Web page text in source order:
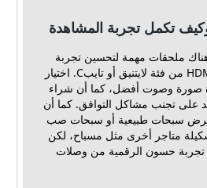
تكمل تجربة المشاهدة
ملحقات مهمة لتحسين تجربة
المشاهدة مثل وصلات HDMI من فئة لايتنيق أو تايبC. اختيار
صورة وصوت أفضل، كما أن شراء
على تجنب مشاكل التوافق. كما أن
سبحات طبيعية أو سبحات صب
متاجر أخرى مثل مسباح، لكن
تجربة حسون الرقمية من وصلات